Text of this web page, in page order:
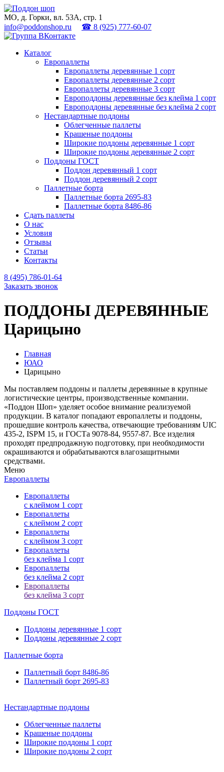
МО, д. Горки, вл. 53А, стр. 1
info@poddonshop.ru
☎ 8 (925) 777-60-07
Каталог
Европаллеты
Европаллеты деревянные 1 сорт
Европаллеты деревянные 2 сорт
Европаллеты деревянные 3 сорт
Европоддоны деревянные без клейма 1 сорт
Европоддоны деревянные без клейма 2 сорт
Нестандартные поддоны
Облегченные паллеты
Крашеные поддоны
Широкие поддоны деревянные 1 сорт
Широкие поддоны деревянные 2 сорт
Поддоны ГОСТ
Поддон деревянный 1 сорт
Поддон деревянный 2 сорт
Паллетные борта
Паллетные борта 2695-83
Паллетные борта 8486-86
Сдать паллеты
О нас
Условия
Отзывы
Статьи
Контакты
8 (495) 786-01-64
Заказать звонок
ПОДДОНЫ ДЕРЕВЯННЫЕ
Царицыно
Главная
ЮАО
Царицыно
Мы поставляем поддоны и паллеты деревянные в крупные
логистические центры, производственные компании.
«Поддон Шоп» уделяет особое внимание реализуемой
продукции. В каталог попадают европаллеты и поддоны,
прошедшие контроль качества, отвечающие требованиям UIC
435-2, ISPM 15, и ГОСТа 9078-84, 9557-87. Все изделия
проходят предпродажную подготовку, при необходимости
окрашиваются и обрабатываются влагозащитными
средствами.
Меню
Европаллеты
Европаллеты
с клеймом 1 сорт
Европаллеты
с клеймом 2 сорт
Европаллеты
с клеймом 3 сорт
Европаллеты
без клейма 1 сорт
Европаллеты
без клейма 2 сорт
Европаллеты
без клейма 3 сорт
Поддоны ГОСТ
Поддоны деревянные 1 сорт
Поддоны деревянные 2 сорт
Паллетные борта
Паллетный борт 8486-86
Паллетный борт 2695-83
Нестандартные поддоны
Облегченные паллеты
Крашеные поддоны
Широкие поддоны 1 сорт
Широкие поддоны 2 сорт